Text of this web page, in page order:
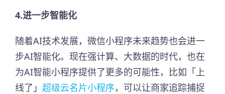
4.进一步智能化
随着AI技术发展，微信小程序未来趋势也会进一
步AI智能化。现在强计算、大数据的时代，也在
为AI智能小程序提供了更多的可能性，比如「上
线了」 超级云名片小程序，可以让商家追踪捕捉